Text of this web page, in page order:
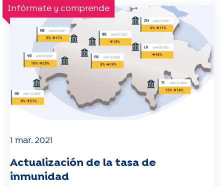
Infórmate y comprende
1 mar. 2021
Actualización de la tasa de
inmunidad